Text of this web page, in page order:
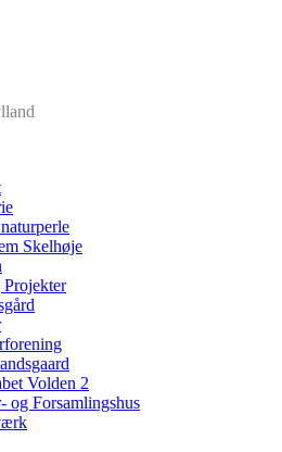
Skelhøje
Volden 2
og Forsamlingshus